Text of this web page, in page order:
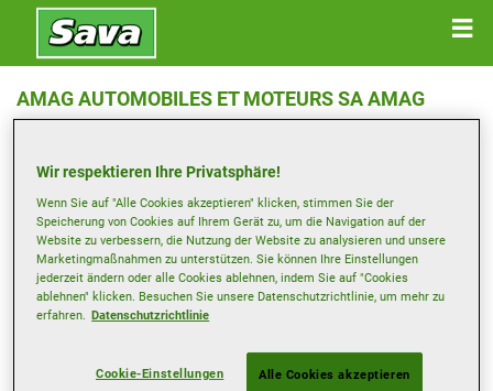
AMAG AUTOMOBILES ET MOTEURS SA AMAG
Rue de la Vernie 2 , 1023 CRISSIER
Anfahrtsbeschreibung
Telefonnummer anzeigen
Öffnungszeiten
Wir respektieren Ihre Privatsphäre!
Wenn Sie auf "Alle Cookies akzeptieren" klicken, stimmen Sie der
Speicherung von Cookies auf Ihrem Gerät zu, um die Navigation auf der
Website zu verbessern, die Nutzung der Website zu analysieren und unsere
Marketingmaßnahmen zu unterstützen. Sie können Ihre Einstellungen
jederzeit ändern oder alle Cookies ablehnen, indem Sie auf "Cookies
ablehnen" klicken. Besuchen Sie unsere Datenschutzrichtlinie, um mehr zu
erfahren. Datenschutzrichtlinie
Cookie-Einstellungen Alle Cookies akzeptieren